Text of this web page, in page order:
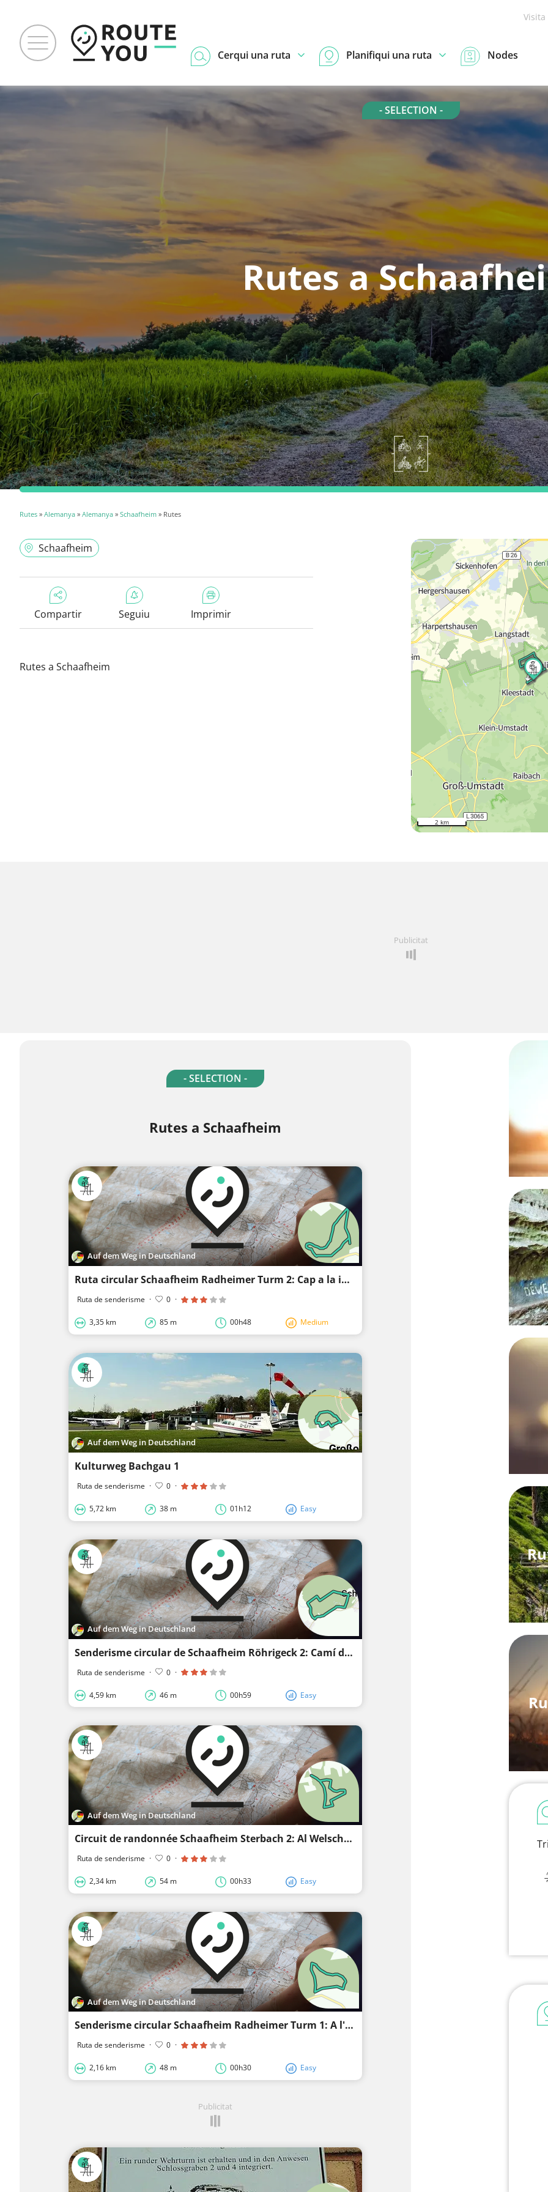
Cerqui una ruta Planifiqui una ruta Nodes
- SELECTION -
Rutes a
Rutes » Alemanya » Alemanya » Schaafheim » Rutes
Schaafheim
Compartir Seguiu Imprimir
Rutes a Schaafheim
2 km
Publicitat
- SELECTION -
Rutes a Schaafheim
Auf dem Weg in Deutschland
Ruta circular Schaafheim Radheimer Turm 2: Cap a la imatge d'Ottilia
Ruta de senderisme · 0 ·
3,35 km 85 m 00h48 Medium
Auf dem Weg in Deutschland
Kulturweg Bachgau 1
Ruta de senderisme · 0 ·
5,72 km 38 m 01h12 Easy
Auf dem Weg in Deutschland
Senderisme circular de Schaafheim Röhrigeck 2: Camí dels Tres Ponts
Ruta de senderisme · 0 ·
4,59 km 46 m 00h59 Easy
Auf dem Weg in Deutschland
Circuit de randonnée Schaafheim Sterbach 2: Al Welschbach
Ruta de senderisme · 0 ·
2,34 km 54 m 00h33 Easy
Auf dem Weg in Deutschland
Senderisme circular Schaafheim Radheimer Turm 1: A l'roure de la Mare de Déu
Ruta de senderisme · 0 ·
2,16 km 48 m 00h30 Easy
Publicitat